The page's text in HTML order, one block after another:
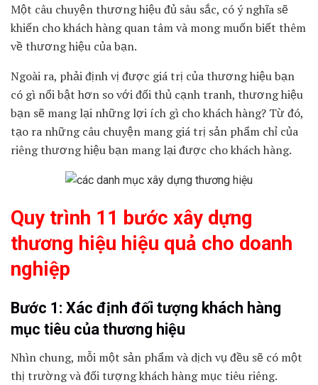
Một câu chuyện thương hiệu đủ sâu sắc, có ý nghĩa sẽ
khiến cho khách hàng quan tâm và mong muốn biết thêm
về thương hiệu của bạn.
Ngoài ra, phải định vị được giá trị của thương hiệu bạn
có gì nổi bật hơn so với đối thủ cạnh tranh, thương hiệu
bạn sẽ mang lại những lợi ích gì cho khách hàng? Từ đó,
tạo ra những câu chuyện mang giá trị sản phẩm chỉ của
riêng thương hiệu bạn mang lại được cho khách hàng.
Quy trình 11 bước xây dựng
thương hiệu hiệu quả cho doanh
nghiệp
Bước 1: Xác định đối tượng khách hàng
mục tiêu của thương hiệu
Nhìn chung, mỗi một sản phẩm và dịch vụ đều sẽ có một
thị trường và đối tượng khách hàng mục tiêu riêng.